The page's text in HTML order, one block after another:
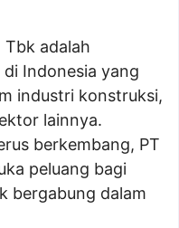
Tbk adalah
Indonesia yang
industri konstruksi,
lainnya.
berkembang, PT
peluang bagi
bergabung dalam